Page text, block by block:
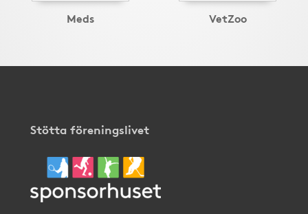
Meds VetZoo
Stötta föreningslivet